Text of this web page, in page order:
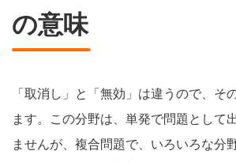
の意味
「取消し」と「無効」は違うので、そ
ます。この分野は、単発で問題として
ませんが、複合問題で、いろいろな分